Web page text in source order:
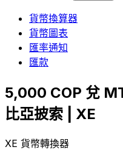
貨幣換算器
貨幣圖表
匯率通知
匯款
5,000 COP 兌
比亞披索 | XE
XE 貨幣轉換器